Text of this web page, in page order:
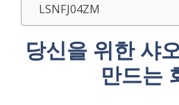
LSNFJ04ZM
당신을 위한 샤
만드는